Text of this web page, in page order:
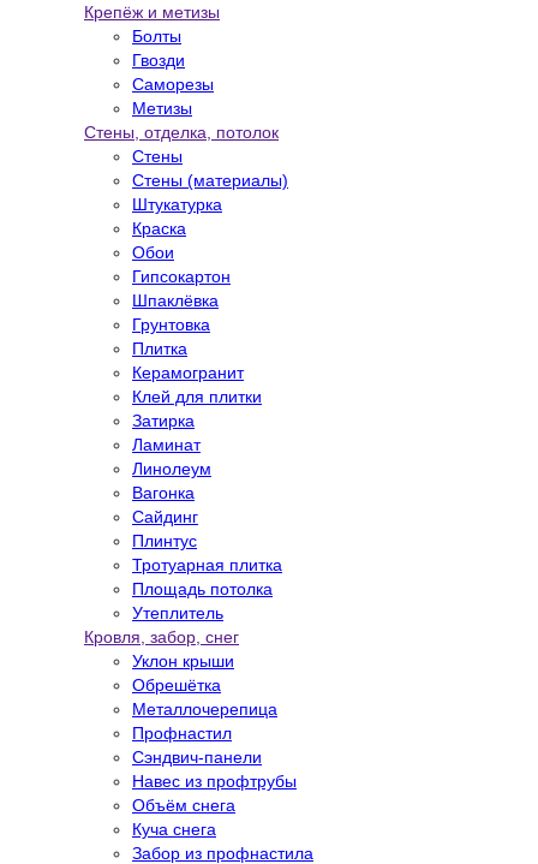
Крепёж и метизы
Болты
Гвозди
Саморезы
Метизы
Стены, отделка, потолок
Стены
Стены (материалы)
Штукатурка
Краска
Обои
Гипсокартон
Шпаклёвка
Грунтовка
Плитка
Керамогранит
Клей для плитки
Затирка
Ламинат
Линолеум
Вагонка
Сайдинг
Плинтус
Тротуарная плитка
Площадь потолка
Утеплитель
Кровля, забор, снег
Уклон крыши
Обрешётка
Металлочерепица
Профнастил
Сэндвич-панели
Навес из профтрубы
Объём снега
Куча снега
Забор из профнастила